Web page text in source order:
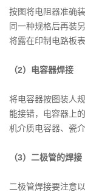
按图将电阻器准确
同一种规格后再装
将露在印制电路板
（2）电容器焊接
将电容器按图装人
能接错，电容器上
机介质电容器、瓷
（3）二极管的焊接
二极管焊接要注意